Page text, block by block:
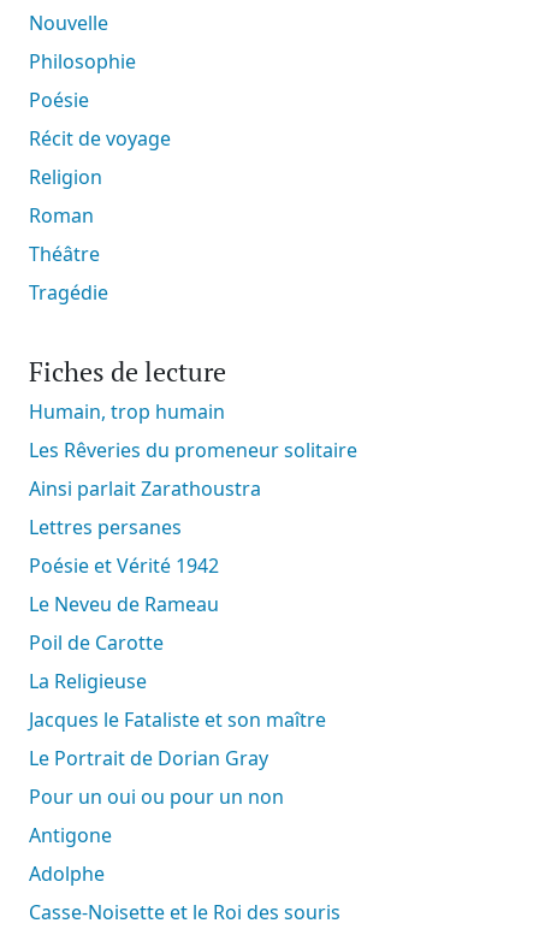
Nouvelle
Philosophie
Poésie
Récit de voyage
Religion
Roman
Théâtre
Tragédie
Fiches de lecture
Humain, trop humain
Les Rêveries du promeneur solitaire
Ainsi parlait Zarathoustra
Lettres persanes
Poésie et Vérité 1942
Le Neveu de Rameau
Poil de Carotte
La Religieuse
Jacques le Fataliste et son maître
Le Portrait de Dorian Gray
Pour un oui ou pour un non
Antigone
Adolphe
Casse-Noisette et le Roi des souris